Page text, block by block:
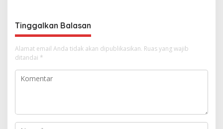
Tinggalkan Balasan
Alamat email Anda tidak akan dipublikasikan. Ruas yang wajib
ditandai *